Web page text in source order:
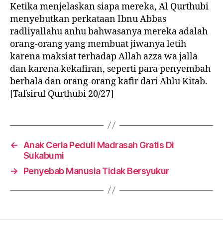
Ketika menjelaskan siapa mereka, Al Qurthubi
menyebutkan perkataan Ibnu Abbas
radliyallahu anhu bahwasanya mereka adalah
orang-orang yang membuat jiwanya letih
karena maksiat terhadap Allah azza wa jalla
dan karena kekafiran, seperti para penyembah
berhala dan orang-orang kafir dari Ahlu Kitab.
[Tafsirul Qurthubi 20/27]
←
Anak Ceria Peduli Madrasah Gratis Di
Sukabumi
→
Penyebab Manusia Tidak Bersyukur